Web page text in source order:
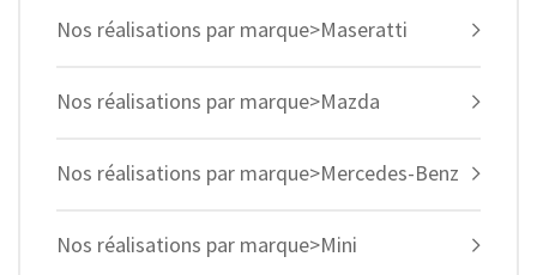
Nos réalisations par marque>Maseratti
Nos réalisations par marque>Mazda
Nos réalisations par marque>Mercedes-Benz
Nos réalisations par marque>Mini